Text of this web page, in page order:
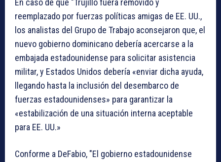
En caso de que "Trujillo fuera removido y
reemplazado por fuerzas políticas amigas de EE. UU.,
los analistas del Grupo de Trabajo aconsejaron que, el
nuevo gobierno dominicano debería acercarse a la
embajada estadounidense para solicitar asistencia
militar, y Estados Unidos debería «enviar dicha ayuda,
llegando hasta la inclusión del desembarco de
fuerzas estadounidenses» para garantizar la
«estabilización de una situación interna aceptable
para EE. UU.»
Conforme a DeFabio, "El gobierno estadounidense